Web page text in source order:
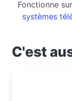
Fonctionne sur
systèmes
C'est